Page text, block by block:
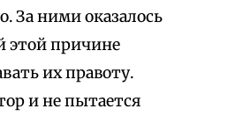
За ними оказалось
этой причине
их правоту.
и не пытается